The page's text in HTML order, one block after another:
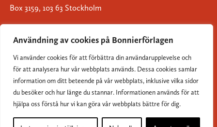
Användning av cookies på Bonnierförlagen
Vi använder cookies för att förbättra din användarupplevelse och
för att analysera hur vår webbplats används. Dessa cookies samlar
information om ditt beteende på vår webbplats, inklusive vilka sidor
du besöker och hur länge du stannar. Informationen används för att
hjälpa oss förstå hur vi kan göra vår webbplats bättre för dig.
Box 3159, 103 63 Stockholm
Om Bonnierförlagen
Cookies
Integritetspolicy